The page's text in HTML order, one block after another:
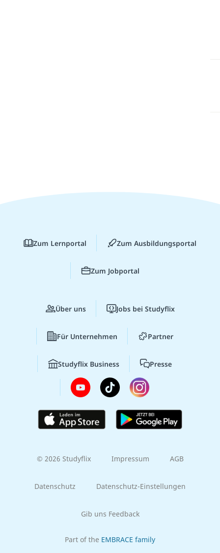
Zum Lernportal Zum Ausbildungsportal
Zum Jobportal
Über uns Jobs bei Studyflix
Für Unternehmen Partner
Studyflix Business Presse
© 2026 Studyflix Impressum AGB
Datenschutz Datenschutz-Einstellungen
Gib uns Feedback
Part of the EMBRACE family